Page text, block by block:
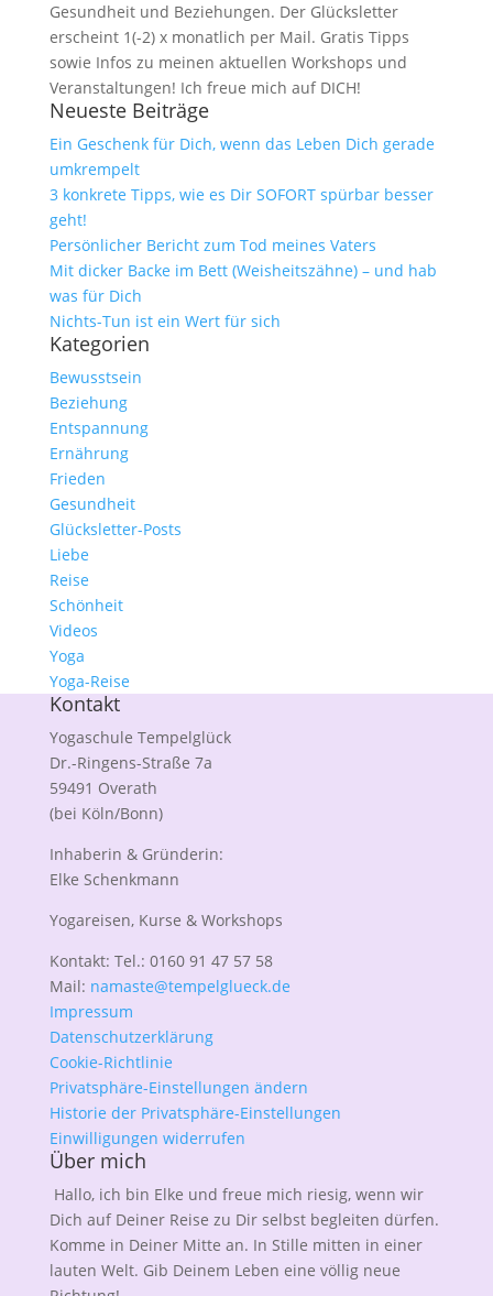
Gesundheit und Beziehungen. Der Glücksletter
erscheint 1(-2) x monatlich per Mail. Gratis Tipps
sowie Infos zu meinen aktuellen Workshops und
Veranstaltungen! Ich freue mich auf DICH!
Neueste Beiträge
Ein Geschenk für Dich, wenn das Leben Dich gerade
umkrempelt
3 konkrete Tipps, wie es Dir SOFORT spürbar besser
geht!
Persönlicher Bericht zum Tod meines Vaters
Mit dicker Backe im Bett (Weisheitszähne) – und hab
was für Dich
Nichts-Tun ist ein Wert für sich
Kategorien
Bewusstsein
Beziehung
Entspannung
Ernährung
Frieden
Gesundheit
Glücksletter-Posts
Liebe
Reise
Schönheit
Videos
Yoga
Yoga-Reise
Kontakt
Yogaschule Tempelglück
Dr.-Ringens-Straße 7a
59491 Overath
(bei Köln/Bonn)
Inhaberin & Gründerin:
Elke Schenkmann
Yogareisen, Kurse & Workshops
Kontakt: Tel.: 0160 91 47 57 58
Mail: namaste@tempelglueck.de
Impressum
Datenschutzerklärung
Cookie-Richtlinie
Privatsphäre-Einstellungen ändern
Historie der Privatsphäre-Einstellungen
Einwilligungen widerrufen
Über mich
Hallo, ich bin Elke und freue mich riesig, wenn wir
Dich auf Deiner Reise zu Dir selbst begleiten dürfen.
Komme in Deiner Mitte an. In Stille mitten in einer
lauten Welt. Gib Deinem Leben eine völlig neue